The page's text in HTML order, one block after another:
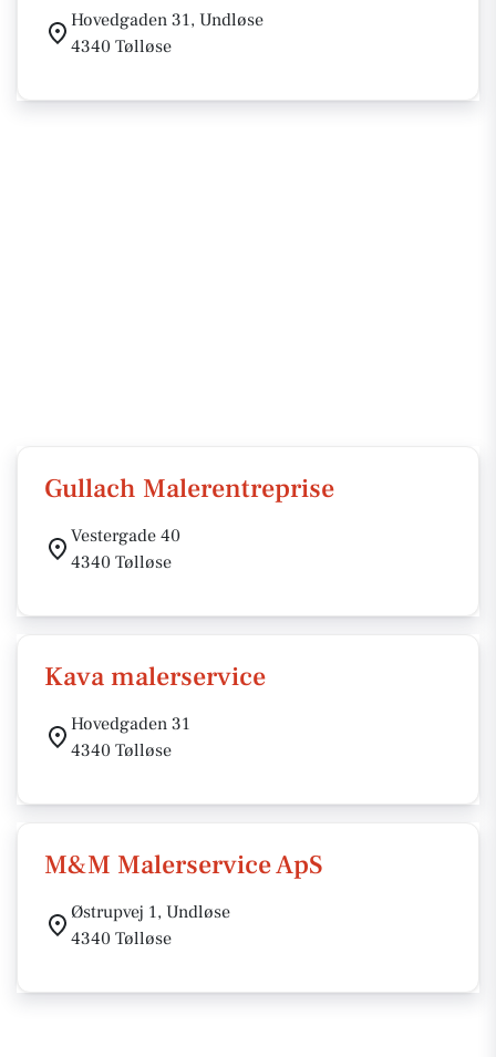
Hovedgaden 31, Undløse
4340 Tølløse
Gullach Malerentreprise
Vestergade 40
4340 Tølløse
Kava malerservice
Hovedgaden 31
4340 Tølløse
M&M Malerservice ApS
Østrupvej 1, Undløse
4340 Tølløse